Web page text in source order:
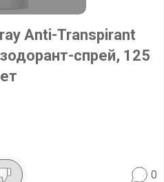
Anti-Transpirant
спрей, 125
0